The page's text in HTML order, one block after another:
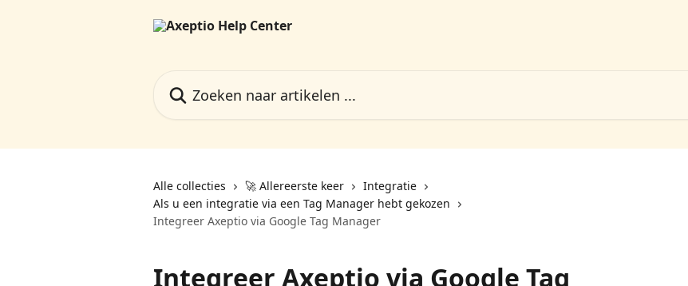
Alle collecties 🚀 Allereerste keer
Integratie
Als u een integratie via een Tag Manager hebt gekozen
Integreer Axeptio via Google Tag Manager
Integreer Axeptio via Google Tag